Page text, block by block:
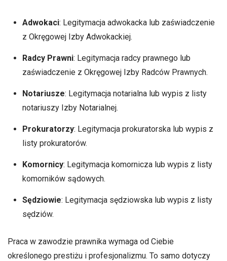
Adwokaci: Legitymacja adwokacka lub zaświadczenie
z Okręgowej Izby Adwokackiej.
Radcy Prawni: Legitymacja radcy prawnego lub
zaświadczenie z Okręgowej Izby Radców Prawnych.
Notariusze: Legitymacja notarialna lub wypis z listy
notariuszy Izby Notarialnej.
Prokuratorzy: Legitymacja prokuratorska lub wypis z
listy prokuratorów.
Komornicy: Legitymacja komornicza lub wypis z listy
komorników sądowych.
Sędziowie: Legitymacja sędziowska lub wypis z listy
sędziów.
Praca w zawodzie prawnika wymaga od Ciebie
określonego prestiżu i profesjonalizmu. To samo dotyczy